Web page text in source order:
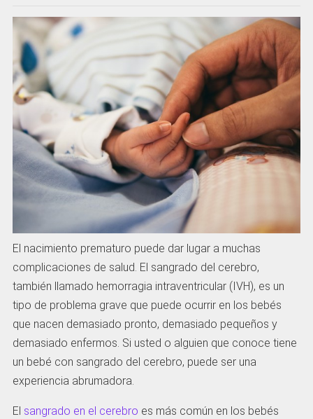
El nacimiento prematuro puede dar lugar a muchas
complicaciones de salud. El sangrado del cerebro,
también llamado hemorragia intraventricular (IVH), es un
tipo de problema grave que puede ocurrir en los bebés
que nacen demasiado pronto, demasiado pequeños y
demasiado enfermos. Si usted o alguien que conoce tiene
un bebé con sangrado del cerebro, puede ser una
experiencia abrumadora.
El sangrado en el cerebro es más común en los bebés